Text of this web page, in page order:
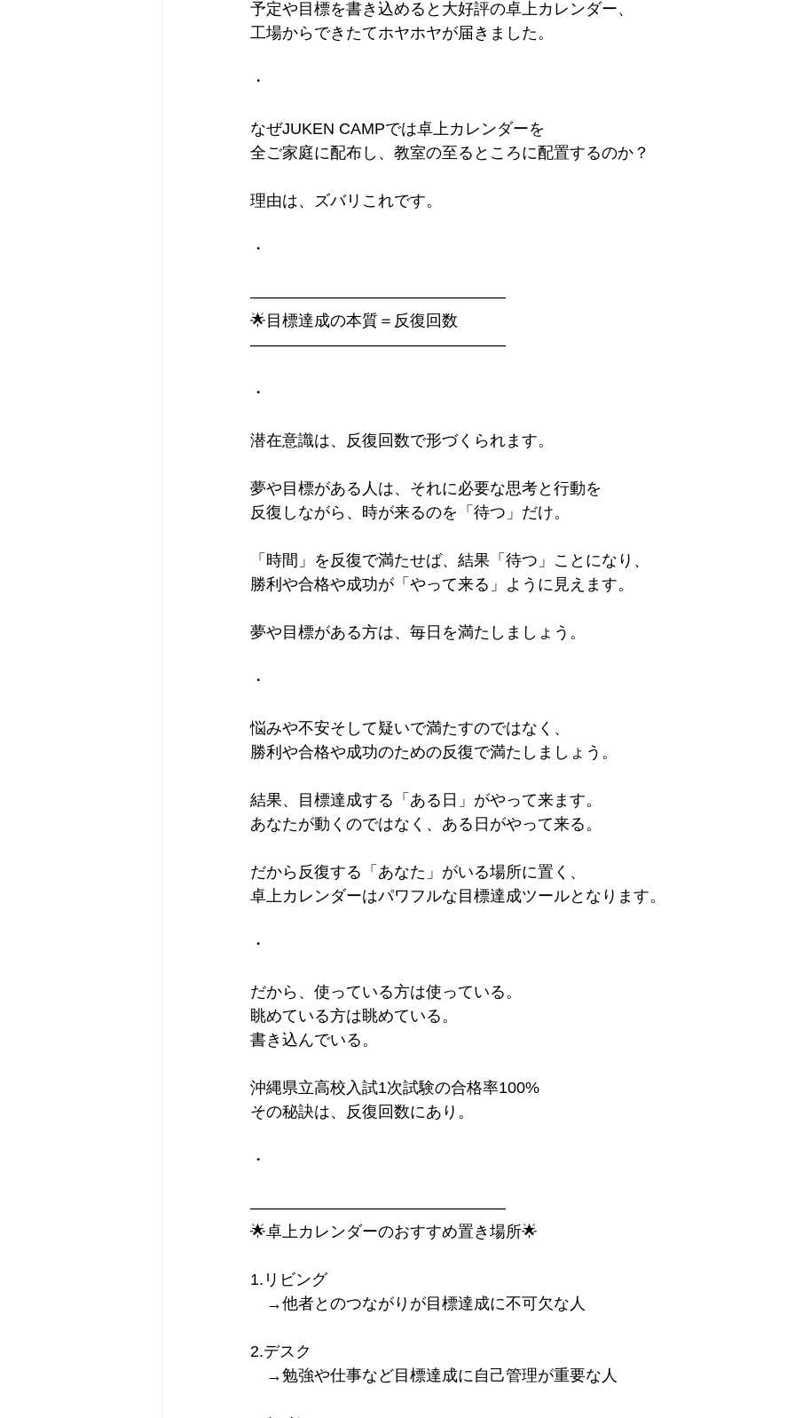
予定や目標を書き込めると大好評の卓上カレンダー、
工場からできたてホヤホヤが届きました。
・
なぜJUKEN CAMPでは卓上カレンダーを
全ご家庭に配布し、教室の至るところに配置するのか？
理由は、ズバリこれです。
・
————————————————
🌟目標達成の本質＝反復回数
————————————————
・
潜在意識は、反復回数で形づくられます。
夢や目標がある人は、それに必要な思考と行動を
反復しながら、時が来るのを「待つ」だけ。
「時間」を反復で満たせば、結果「待つ」ことになり、
勝利や合格や成功が「やって来る」ように見えます。
夢や目標がある方は、毎日を満たしましょう。
・
悩みや不安そして疑いで満たすのではなく、
勝利や合格や成功のための反復で満たしましょう。
結果、目標達成する「ある日」がやって来ます。
あなたが動くのではなく、ある日がやって来る。
だから反復する「あなた」がいる場所に置く、
卓上カレンダーはパワフルな目標達成ツールとなります。
・
だから、使っている方は使っている。
眺めている方は眺めている。
書き込んでいる。
沖縄県立高校入試1次試験の合格率100%
その秘訣は、反復回数にあり。
・
————————————————
🌟卓上カレンダーのおすすめ置き場所🌟
1.リビング
→他者とのつながりが目標達成に不可欠な人
2.デスク
→勉強や仕事など目標達成に自己管理が重要な人